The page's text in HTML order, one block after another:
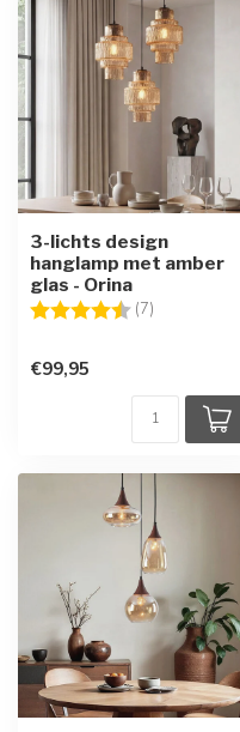
3-lichts design
hanglamp met amber
glas - Orina
Beoordeling: (7)
€99,95